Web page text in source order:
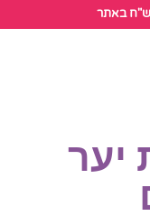
יער